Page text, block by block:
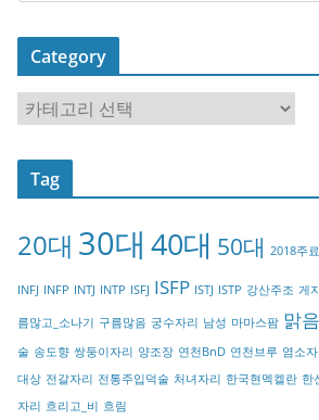
Category
a
t
o
y
Tag
20대 30대 40대 50대 2018주
INFJ INFP INTJ INTP ISFJ ISFP ISTJ ISTP 강산주조 게
름많고_소나기 구름많음 궁수자리 남성 마마스팜 맑음
술 송도향 쌍둥이자리 양조장 연천BnD 연천브루 염소
대상 전갈자리 전통주입덕술 처녀자리 한국현멕켈란 한
자리 흐리고_비 흐림